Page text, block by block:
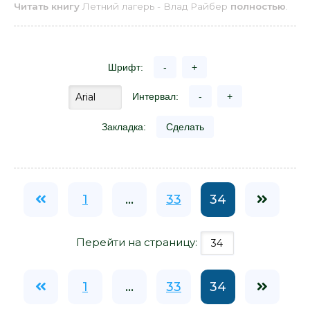
Читать книгу Летний лагерь - Влад Райбер полностью
Шрифт: - +
Интервал: - +
Закладка: Сделать
1 ... 33 34
Перейти на страницу:
1 ... 33 34